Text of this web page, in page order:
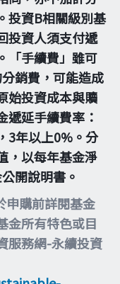
投資B相關級別基
投資人須支付遞
「手續費」雖可
銷費，可能造成
始投資成本與贖
遞延手續費率：
3年以上0%。分
，以每年基金淨
開說明書。
申購前詳閱基金
金所有特色或目
服務網-永續投資